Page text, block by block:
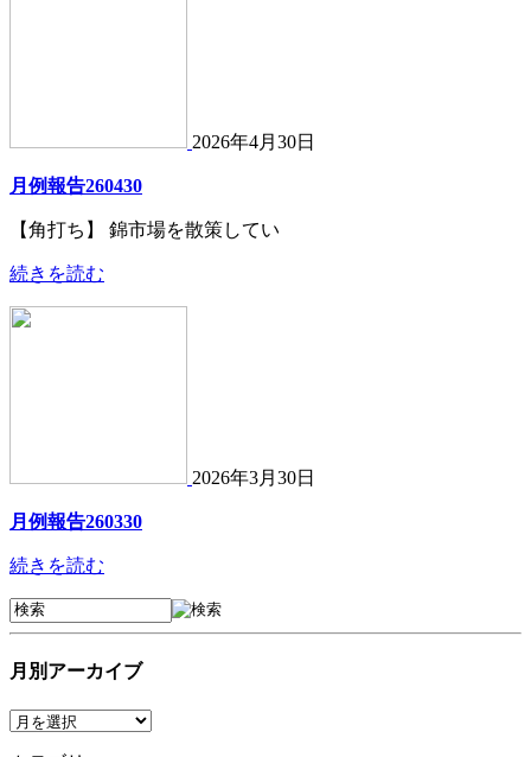
2026年4月30日
月例報告260430
【角打ち】 錦市場を散策してい
続きを読む
2026年3月30日
月例報告260330
続きを読む
月別アーカイブ